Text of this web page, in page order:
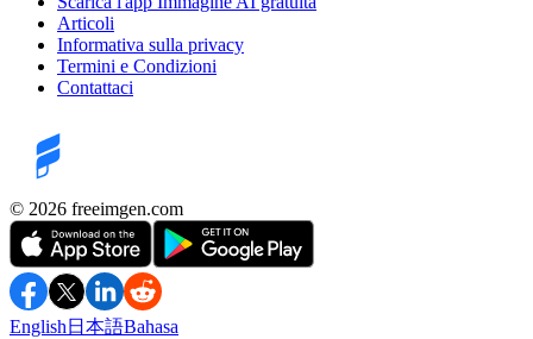
Articoli
Informativa sulla privacy
Termini e Condizioni
Contattaci
©️ 2026 freeimgen.com
English 日本語Bahasa